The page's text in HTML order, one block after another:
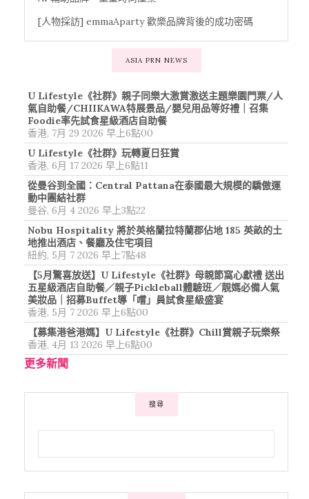
[人物採訪] emmaAparty 歡樂品牌背後的成功密碼
ASIA PRN NEWS
U Lifestyle《社群》親子同樂大激賞激送主題樂園門票/人
氣自助餐/CHIIKAWA特展景品/嬰兒用品等好禮｜召集
Foodie率先試食星級酒店自助餐
香港, 7月 29 2026 早上6點00
U Lifestyle《社群》玩轉夏日狂賞
香港, 6月 17 2026 早上6點11
從曼谷到全國：Central Pattana在泰國最大規模的驕傲運
動中團結社群
曼谷, 6月 4 2026 早上3點22
Nobu Hospitality 將於英格蘭拉特蘭郡佔地 185 英畝的土
地推出酒店、餐廳及住宅項目
紐約, 5月 7 2026 早上7點48
【5月驚喜放送】U Lifestyle《社群》母親節窩心獻禮 送出
五星級酒店自助餐／親子Pickleball體驗班／靚媽必備人氣
美妝品｜招募Buffet導「嚐」員試食星級盛宴
香港, 5月 7 2026 早上6點00
【募集港爸港媽】U Lifestyle《社群》Chill賞親子玩樂祭
香港, 4月 13 2026 早上6點00
更多新聞
搜尋